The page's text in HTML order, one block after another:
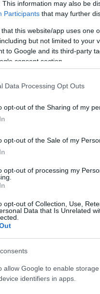
This information may also be
Participants that may further
that this website/app uses one
but not limited to your
to Google and its third-party
consent section.
Data Processing Opt Outs
opt-out of the Sharing of my
opt-out of the Sale of my
opt-out of processing my
opt-out of Collection, Use,
Data that Is Unrelated
allow Google to enable
identifiers in apps.
árak
most ilyen
05:23
inkább
Végigjátszás:
és
használtan
7636
Én, az egész
katapultját építettem
odafigyelést egyedül
Következő rész az
a két katonát.
felépítettem, és
felragasztottam, és
A torony építése
darabból fog állni.
méretéhez képest
katapulttámadásra